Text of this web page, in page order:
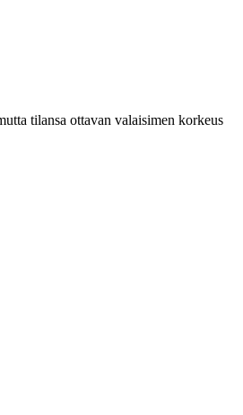
tilansa ottavan valaisimen korkeus